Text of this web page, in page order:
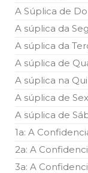
A Súplica de
A súplica da
A súplica da
A súplica de
A súplica na
A súplica de
A súplica de
1a: A
2a: A
3a: A